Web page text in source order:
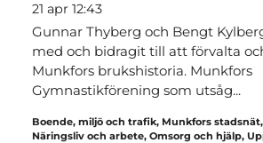
21 apr 12:43
Gunnar Thyberg och Bengt
med och bidragit till att förvalta
Munkfors brukshistoria. Munkfors
Gymnastikförening som utsåg...
Boende, miljö och trafik, Munkfors stadsnät,
Näringsliv och arbete, Omsorg och hjälp,